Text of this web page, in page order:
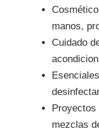
manos,
Cuidado
mezclas